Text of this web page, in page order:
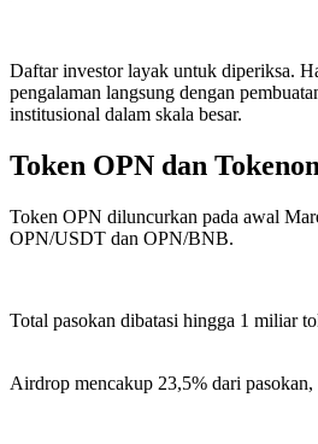
Daftar investor layak untuk diperiksa.
pengalaman langsung dengan
institusional dalam skala besar.
Token OPN dan
Token OPN diluncurkan pada awal
OPN/USDT dan OPN/BNB.
Total pasokan dibatasi hingga 1 miliar
Airdrop mencakup 23,5% dari